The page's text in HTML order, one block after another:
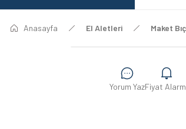
Anasayfa El Aletleri Maket
Yorum YazFiyat